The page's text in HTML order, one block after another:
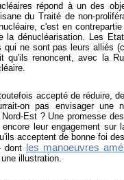
répond à un des
du Traité de non-
c'est en
dénucléarisation. Les
ne sont pas leurs alliés
qu'ils renoncent, avec la
accepté de réduire,
on pas envisager une
Est ? Une promesse
leur engagement sur
acceptent de bonne foi
dont les manoeuvres
illustration.